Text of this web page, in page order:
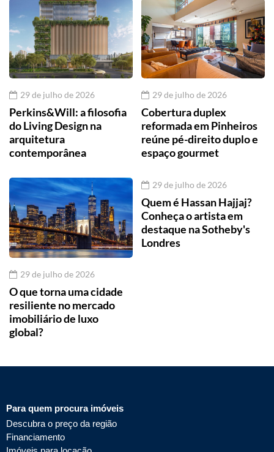
29 de julho de 2026
Perkins&Will: a filosofia
do Living Design na
arquitetura
contemporânea
29 de julho de 2026
Cobertura duplex
reformada em Pinheiros
reúne pé-direito duplo e
espaço gourmet
29 de julho de 2026
O que torna uma cidade
resiliente no mercado
imobiliário de luxo
global?
29 de julho de 2026
Quem é Hassan Hajjaj?
Conheça o artista em
destaque na Sotheby's
Londres
Para quem procura imóveis
Descubra o preço da região
Financiamento